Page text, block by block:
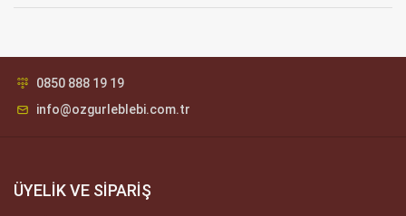
0850 888 19 19
info@ozgurleblebi.com.tr
ÜYELİK VE SİPARİŞ